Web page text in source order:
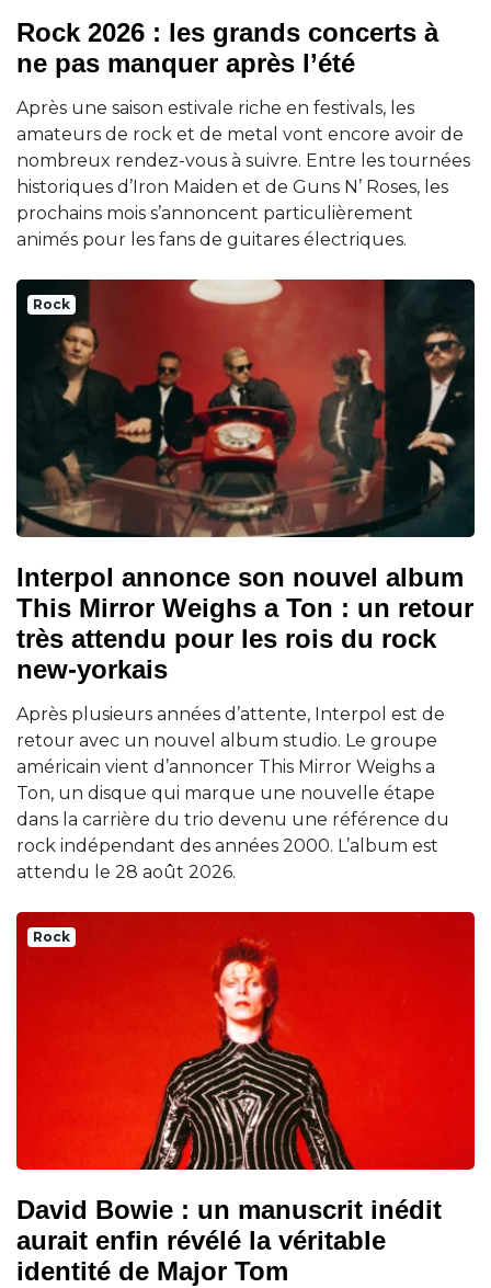
Rock 2026 : les grands concerts à
ne pas manquer après l’été
Après une saison estivale riche en festivals, les
amateurs de rock et de metal vont encore avoir de
nombreux rendez-vous à suivre. Entre les tournées
historiques d’Iron Maiden et de Guns N’ Roses, les
prochains mois s’annoncent particulièrement
animés pour les fans de guitares électriques.
Rock
Interpol annonce son nouvel album
This Mirror Weighs a Ton : un retour
très attendu pour les rois du rock
new-yorkais
Après plusieurs années d’attente, Interpol est de
retour avec un nouvel album studio. Le groupe
américain vient d’annoncer This Mirror Weighs a
Ton, un disque qui marque une nouvelle étape
dans la carrière du trio devenu une référence du
rock indépendant des années 2000. L’album est
attendu le 28 août 2026.
Rock
David Bowie : un manuscrit inédit
aurait enfin révélé la véritable
identité de Major Tom